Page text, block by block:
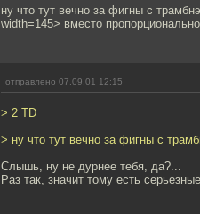
ну что тут вечно за фигны с
width=145> вместо
отправлено 07.09.01 12:15
> 2 TD
> ну что тут вечно за фигны с
Слышь, ну не дурнее тебя, да?...
Раз так, значит тому есть